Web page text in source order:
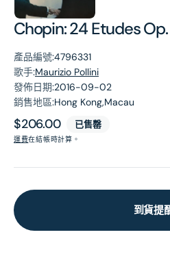
Chopin: 24 Etudes
產品編號:4796331
歌手:Maurizio Pollini
發佈日期:2016-09-02
銷售地區:Hong Kong,Macau
原
價
$206.00 已售罄
運費在結帳時計算。
到貨提